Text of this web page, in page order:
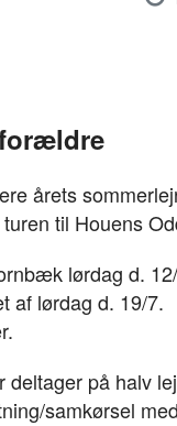
årets
til Houens
lørdag d.
af lørdag d. 19/7.
deltager på halv
samkørsel